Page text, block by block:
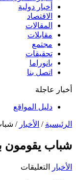
أخبار دولية
الاقتصاد
المقالات
مقابلات
مجتمع
تحقيقات
بانوراما
اتصل بنا
أخبار عاجلة
دليل المواقع
الرئيسية / الأخبار /
شباب يقومون
الأخبار التعليقات